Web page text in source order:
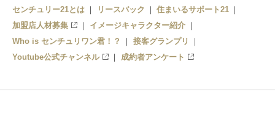
センチュリー21とは
リースバック
住まいるサポート21
加盟店人材募集
イメージキャラクター紹介
Who is センチュリワン君！？
接客グランプリ
Youtube公式チャンネル
成約者アンケート